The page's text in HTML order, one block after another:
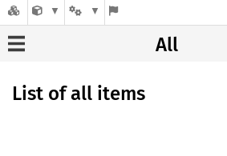
All
List of all items